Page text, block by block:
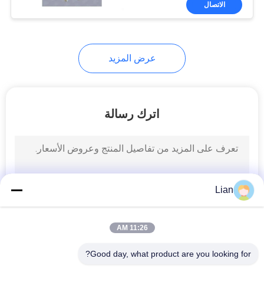
قواطع دوائر الجهد
تحميل التبديل
16
الاتصال
عرض المزيد
اترك رسالة
Lian
11:26 AM
Good day, what product are you looking for?